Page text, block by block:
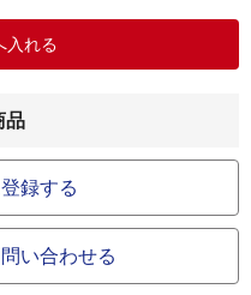
品
録する
い合わせる